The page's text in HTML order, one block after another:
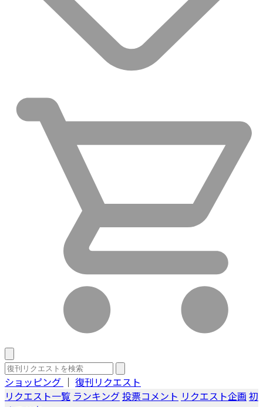
ショッピング ｜ 復刊リクエスト
リクエスト一覧 ランキング投票コメント リクエスト企画 初